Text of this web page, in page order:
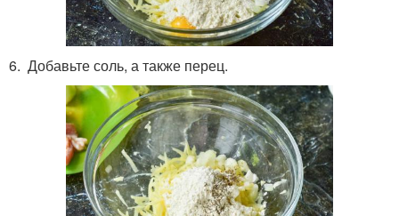
6. Добавьте соль, а также перец.